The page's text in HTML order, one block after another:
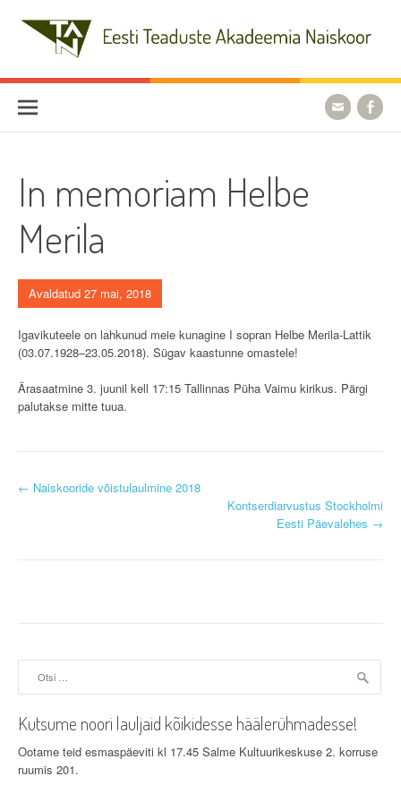
Eesti Teaduste Akadeemia
Naiskoor
In memoriam Helbe
Merila
Avaldatud 27 mai, 2018
Igavikuteele on lahkunud meie kunagine I sopran Helbe Merila-Lattik
(03.07.1928–23.05.2018). Sügav kaastunne omastele!
Ärasaatmine 3. juunil kell 17:15 Tallinnas Püha Vaimu kirikus. Pärgi
palutakse mitte tuua.
P
a
v
i
g
a
← Naiskooride võistulaulmine 2018
Kontserdiarvustus Stockholmi
Eesti Päevalehes →
Kutsume noori lauljaid kõikidesse häälerühmadesse!
Ootame teid esmaspäeviti kl 17.45 Salme Kultuurikeskuse 2. korruse
ruumis 201.